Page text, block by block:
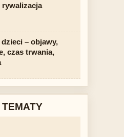
rywalizacja
– objawy,
czas trwania,